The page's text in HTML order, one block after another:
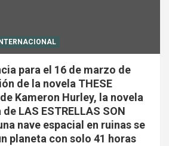
INTERNACIONAL
para el 16 de marzo de
de la novela THESE
de Kameron Hurley, la novela
LAS ESTRELLAS SON
nave espacial en ruinas se
planeta con solo 41 horas